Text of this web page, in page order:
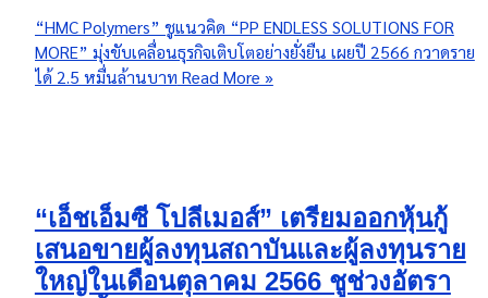
“HMC Polymers” ชูแนวคิด “PP ENDLESS SOLUTIONS FOR
MORE” มุ่งขับเคลื่อนธุรกิจเติบโตอย่างยั่งยืน เผยปี 2566 กวาดราย
ได้ 2.5 หมื่นล้านบาท Read More »
“เอ็ชเอ็มซี โปลีเมอส์” เตรียมออกหุ้นกู้
เสนอขายผู้ลงทุนสถาบันและผู้ลงทุนราย
ใหญ่ในเดือนตุลาคม 2566 ชูช่วงอัตรา